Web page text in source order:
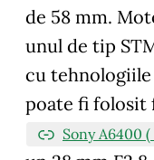
de 58 mm.
unul de tip
cu tehnologiile
poate fi folosit
Sony A6400